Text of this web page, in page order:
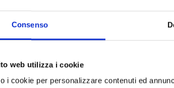
Consenso
web utilizza i cookie
i cookie per personalizzare contenuti ed